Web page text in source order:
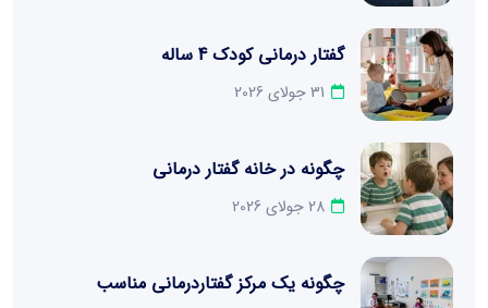
گفتار درمانی کودک 4 ساله
31 جولای 2026
چگونه در خانه گفتار درمانی
28 جولای 2026
چگونه یک مرکز گفتاردرمانی مناسب